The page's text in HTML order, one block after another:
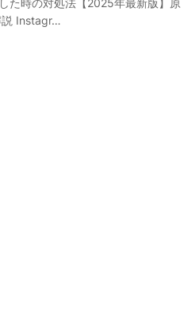
た時の対処法【2025年最新版】原
説 Instagr…